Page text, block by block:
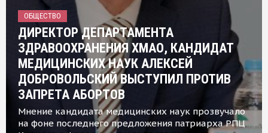
ОБЩЕСТВО
ДИРЕКТОР ДЕПАРТАМЕНТА
ЗДРАВООХРАНЕНИЯ ХМАО, КАНДИДАТ
МЕДИЦИНСКИХ НАУК АЛЕКСЕЙ
ДОБРОВОЛЬСКИЙ ВЫСТУПИЛ ПРОТИВ
ЗАПРЕТА АБОРТОВ
Мнение кандидата медицинских наук прозвучало
на фоне последнего предложения патриарха РПЦ